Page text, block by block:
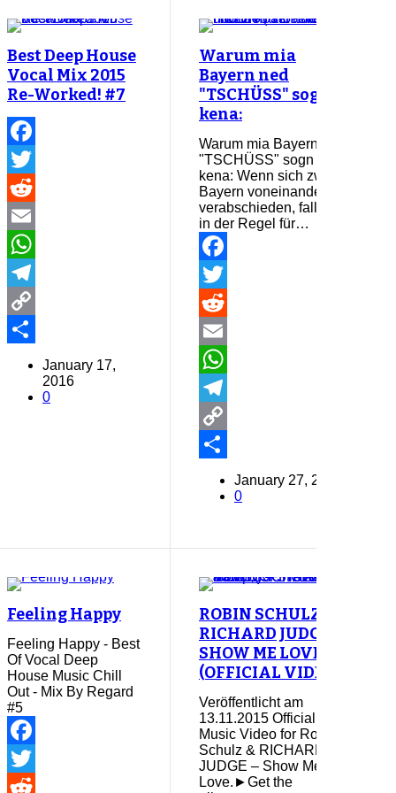
Best Deep House
Vocal Mix 2015
Re-Worked! #7
Facebook
Twitter
Reddit
Email
WhatsApp
Telegram
Copy
January 17,
2016
0
Warum mia
Bayern ned
"TSCHÜSS" sogn
kena:
Warum mia Bayern ned
"TSCHÜSS" sogn
kena: Wenn sich zwei
Bayern voneinander
verabschieden, fallen
in der Regel für…
Facebook
Twitter
Reddit
Email
WhatsApp
Telegram
Copy
January 27, 2017
0
Feeling Happy
Feeling Happy - Best
Of Vocal Deep
House Music Chill
Out - Mix By Regard
#5
Facebook
Twitter
ROBIN SCHULZ &
RICHARD JUDGE –
SHOW ME LOVE
(OFFICIAL VIDEO)
Veröffentlicht am
13.11.2015 Official
Music Video for Robin
Schulz & RICHARD
JUDGE – Show Me
Love.►Get the